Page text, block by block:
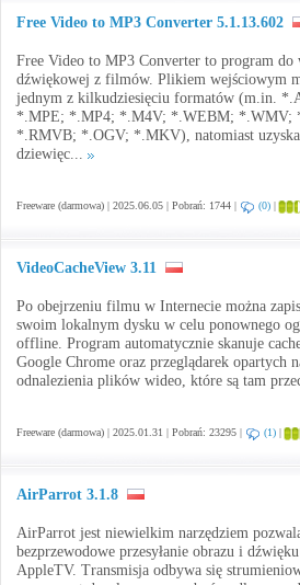
Free Video to MP3 Converter 5.1.13.602
Free Video to MP3 Converter to program do
dźwiękowej z filmów. Plikiem wejściowym
jednym z kilkudziesięciu formatów (m.in.
*.MPE; *.MP4; *.M4V; *.WEBM; *.WMV;
*.RMVB; *.OGV; *.MKV), natomiast
dziewięc...
Freeware (darmowa) | 2025.06.05 | Pobrań: 1744 | (0) |
VideoCacheView 3.11
Po obejrzeniu filmu w Internecie można
swoim lokalnym dysku w celu ponownego
offline. Program automatycznie skanuje
Google Chrome oraz przeglądarek opartych
odnalezienia plików wideo, które są tam
Freeware (darmowa) | 2025.01.31 | Pobrań: 23295 | (1) |
AirParrot 3.1.8
AirParrot jest niewielkim narzędziem
bezprzewodowe przesyłanie obrazu i
AppleTV. Transmisja odbywa się